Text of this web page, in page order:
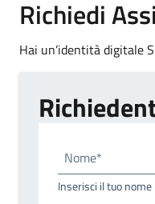
Richiedi
Hai un’identità digitale
Nome*
Inserisci il tuo nome